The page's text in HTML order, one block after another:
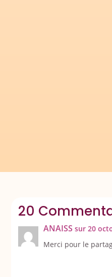
20
ANAISS sur 20
Merci pour le